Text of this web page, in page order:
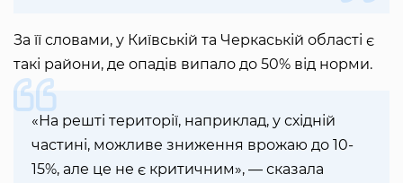
За її словами, у Київській та Черкаській області є
такі райони, де опадів випало до 50% від норми.
«На решті території, наприклад, у східній
частині, можливе зниження врожаю до 10-
15%, але це не є критичним», — сказала